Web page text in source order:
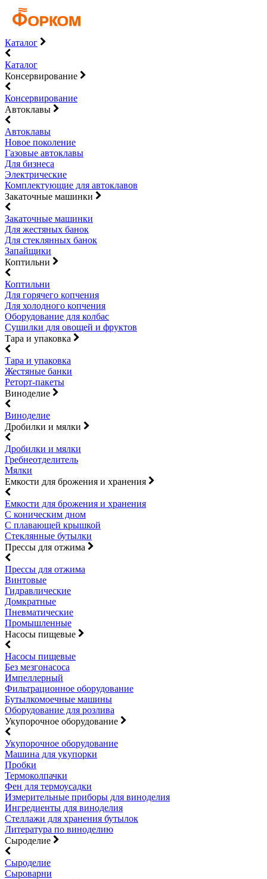
Каталог
Каталог
Консервирование
Консервирование
Автоклавы
Автоклавы
Новое поколение
Газовые автоклавы
Для бизнеса
Электрические
Комплектующие для автоклавов
Закаточные машинки
Закаточные машинки
Для жестяных банок
Для стеклянных банок
Запайщики
Коптильни
Коптильни
Для горячего копчения
Для холодного копчения
Оборудование для колбас
Сушилки для овощей и фруктов
Тара и упаковка
Тара и упаковка
Жестяные банки
Реторт-пакеты
Виноделие
Виноделие
Дробилки и мялки
Дробилки и мялки
Гребнеотделитель
Мялки
Емкости для брожения и хранения
Емкости для брожения и хранения
С коническим дном
С плавающей крышкой
Стеклянные бутылки
Прессы для отжима
Прессы для отжима
Винтовые
Гидравлические
Домкратные
Пневматические
Промышленные
Насосы пищевые
Насосы пищевые
Без мезгонасоса
Импеллерный
Фильтрационное оборудование
Бутылкомоечные машины
Оборудование для розлива
Укупорочное оборудование
Укупорочное оборудование
Машина для укупорки
Пробки
Термоколпачки
Фен для термоусадки
Измерительные приборы для виноделия
Ингредиенты для виноделия
Стеллажи для хранения бутылок
Литература по виноделию
Сыроделие
Сыроделие
Сыроварни